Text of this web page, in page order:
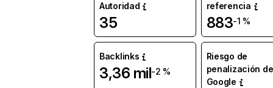
Autoridad
35
referencia
883-1 %
Backlinks
3,36 mil-2 %
Riesgo de
penalización de
Google